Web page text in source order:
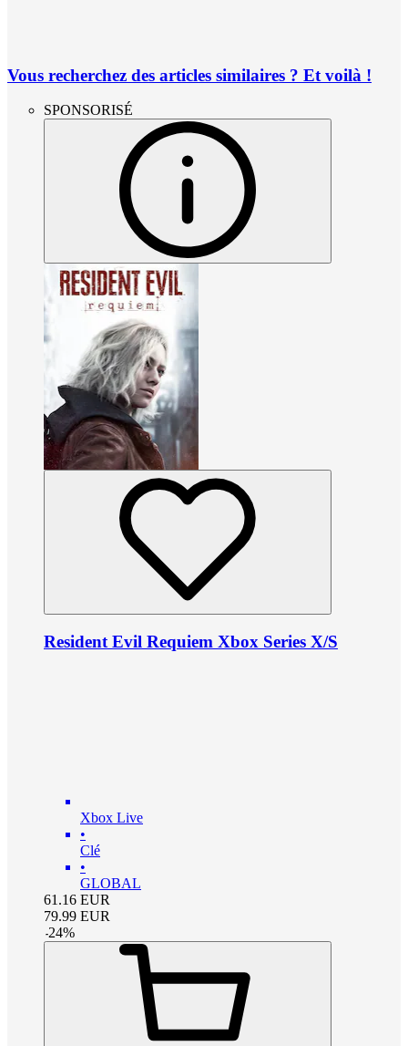
Vous recherchez des articles similaires ? Et voilà !
SPONSORISÉ
Resident Evil Requiem Xbox Series X/S
Xbox Live
•
Clé
•
GLOBAL
61.16 EUR
79.99 EUR
-24%